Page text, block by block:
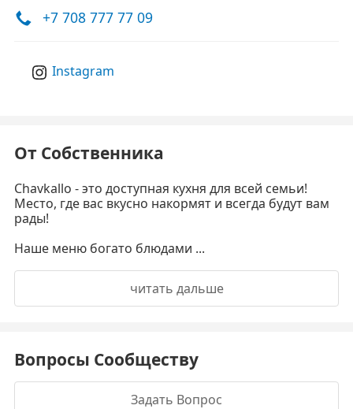
+7 708 777 77 09
Instagram
От Собственника
Chavkallo - это доступная кухня для всей семьи!
Место, где вас вкусно накормят и всегда будут вам
рады!
Наше меню богато блюдами ...
читать дальше
Вопросы Сообществу
Задать Вопрос